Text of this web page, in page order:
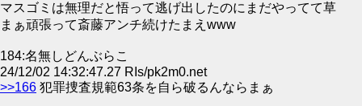
マスゴミは無理だと悟って逃げ出したのにまだやってて草
まぁ頑張って斎藤アンチ続けたまえwww
184:名無しどんぶらこ
24/12/02 14:32:47.27 RIs/pk2m0.net
>>166 犯罪捜査規範63条を自ら破るんならまぁ